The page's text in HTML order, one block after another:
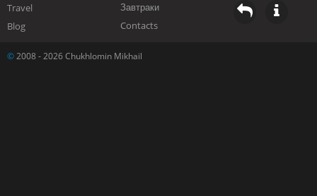
Travel
Blog
Завтраки
Contacts
© 2008 - 2026 Chukhlomin Mikhail